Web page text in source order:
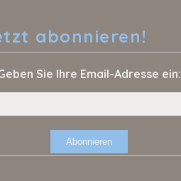
abonnieren!
Sie Ihre Email-Adresse ein: